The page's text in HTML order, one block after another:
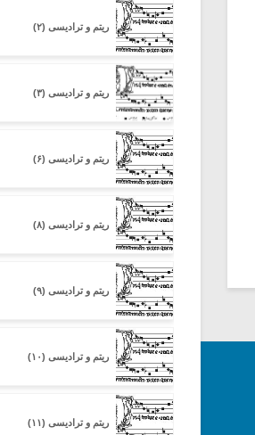
ریتم و ترادیسی (۲)
ریتم و ترادیسی (۳)
ریتم و ترادیسی (۶)
ریتم و ترادیسی (۸)
ریتم و ترادیسی (۹)
ریتم و ترادیسی (۱۰)
ریتم و ترادیسی (۱۱)